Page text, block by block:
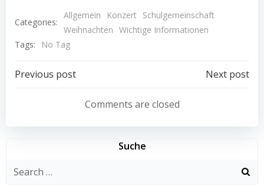
Categories:
Allgemein Konzert
Schulgemeinschaft
Weihnachten Wichtige Informationen
Tags:
No Tag
Post
navigation
Previous post
navigation
Next post
Comments are closed
Suche
Search